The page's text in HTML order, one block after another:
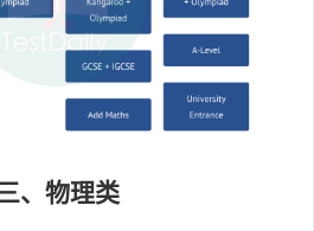
、物理类